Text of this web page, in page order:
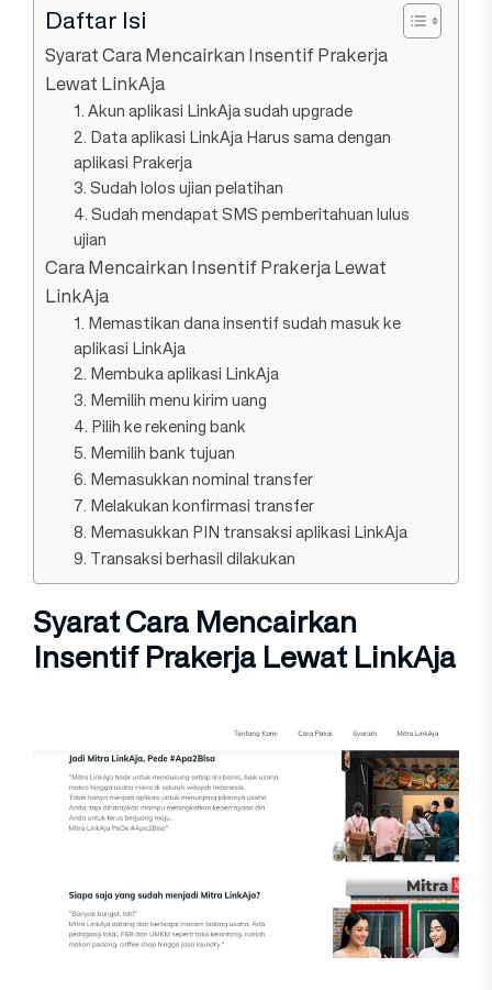
Daftar Isi
Syarat Cara Mencairkan Insentif Prakerja
Lewat LinkAja
1. Akun aplikasi LinkAja sudah upgrade
2. Data aplikasi LinkAja Harus sama dengan
aplikasi Prakerja
3. Sudah lolos ujian pelatihan
4. Sudah mendapat SMS pemberitahuan lulus
ujian
Cara Mencairkan Insentif Prakerja Lewat
LinkAja
1. Memastikan dana insentif sudah masuk ke
aplikasi LinkAja
2. Membuka aplikasi LinkAja
3. Memilih menu kirim uang
4. Pilih ke rekening bank
5. Memilih bank tujuan
6. Memasukkan nominal transfer
7. Melakukan konfirmasi transfer
8. Memasukkan PIN transaksi aplikasi LinkAja
9. Transaksi berhasil dilakukan
Syarat Cara Mencairkan
Insentif Prakerja Lewat LinkAja